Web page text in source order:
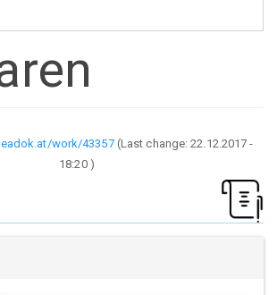
work/43357(Last change:22.12.2017 -
18:20)